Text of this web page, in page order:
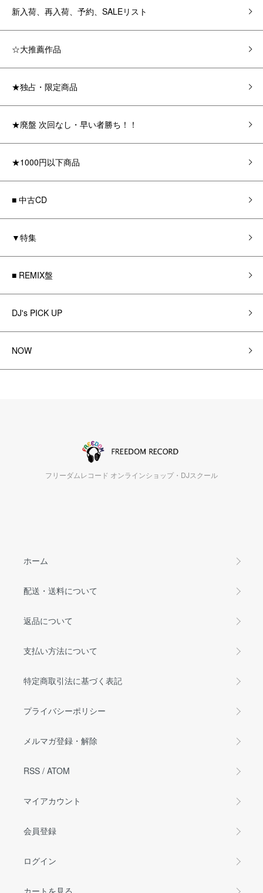
新入荷、再入荷、予約、SALEリスト
☆大推薦作品
★独占・限定商品
★廃盤 次回なし・早い者勝ち！！
★1000円以下商品
■ 中古CD
▼特集
■ REMIX盤
DJ's PICK UP
NOW
フリーダムレコード オンラインショップ・DJスクール
ホーム
配送・送料について
返品について
支払い方法について
特定商取引法に基づく表記
プライバシーポリシー
メルマガ登録・解除
RSS / ATOM
マイアカウント
会員登録
ログイン